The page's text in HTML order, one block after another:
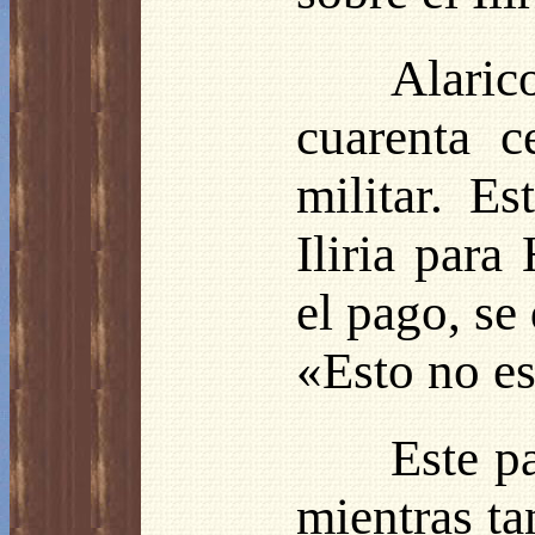
cuarenta
militar.
Iliria para
el pago,
«Esto no
Este
mientras